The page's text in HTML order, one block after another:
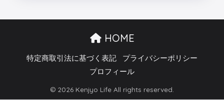
HOME
特定商取引法に基づく表記
プライバシーポリシー
プロフィール
© 2026 Kenjyo Life All rights reserved.